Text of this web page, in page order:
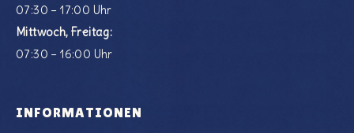
07:30 – 17:00 Uhr
Mittwoch, Freitag:
07:30 – 16:00 Uhr
INFORMATIONEN